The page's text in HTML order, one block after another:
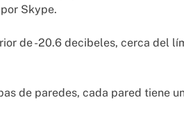
Skype.
de -20.6 decibeles, cerca del
de paredes, cada pared tiene